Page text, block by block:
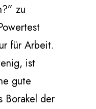
zu
für Arbeit.
ist
gute
Borakel der